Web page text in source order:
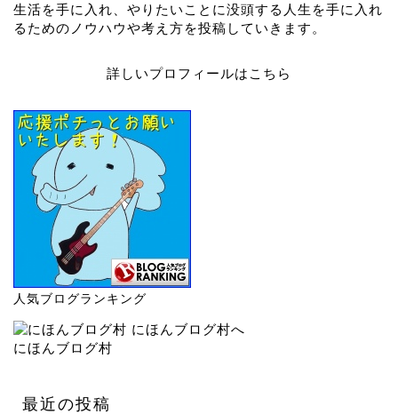
生活を手に入れ、やりたいことに没頭する人生を手に入れ
るためのノウハウや考え方を投稿していきます。
詳しいプロフィールはこちら
人気ブログランキング
にほんブログ村
最近の投稿